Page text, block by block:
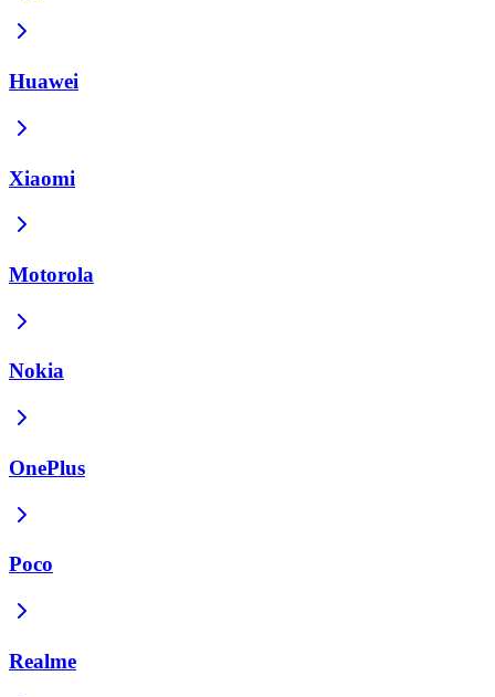
Huawei
Xiaomi
Motorola
Nokia
OnePlus
Poco
Realme